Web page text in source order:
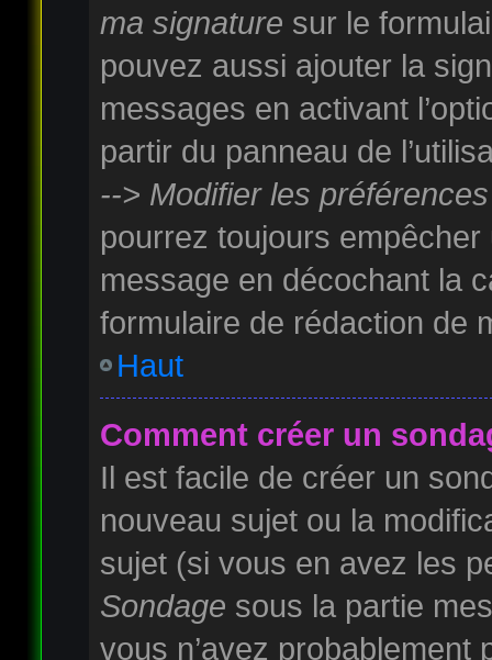
ma signature sur le
pouvez aussi ajouter la
messages en activant
partir du panneau de
--> Modifier les
pourrez toujours empêcher
message en décochant la
formulaire de rédaction de
Haut
Comment créer un
Il est facile de créer un
nouveau sujet ou la
sujet (si vous en avez les
Sondage sous la partie
vous n’avez probablement